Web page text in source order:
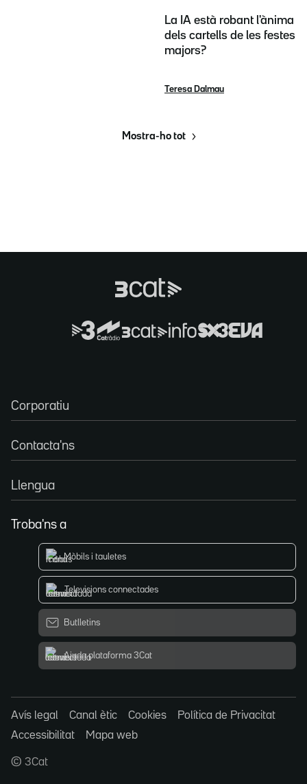
La IA està robant l'ànima
dels cartells de les festes
majors?
Teresa Dalmau
Mostra-ho tot
Corporatiu
Contacta'ns
Llengua
Troba'ns a
Mòbils i tauletes
Televisions connectades
Butlletins
Ajuda plataforma 3Cat
Avís legal Canal ètic Cookies
Política de Privacitat
Accessibilitat
Mapa web
© 3Cat